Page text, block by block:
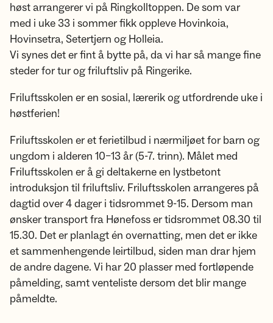
høst arrangerer vi på Ringkolltoppen. De som var
med i uke 33 i sommer fikk oppleve Hovinkoia,
Hovinsetra, Setertjern og Holleia.
Vi synes det er fint å bytte på, da vi har så mange fine
steder for tur og friluftsliv på Ringerike.
Friluftsskolen er en sosial, lærerik og utfordrende uke i
høstferien!
Friluftsskolen er et ferietilbud i nærmiljøet for barn og
ungdom i alderen 10–13 år (5-7. trinn). Målet med
Friluftsskolen er å gi deltakerne en lystbetont
introduksjon til friluftsliv. Friluftsskolen arrangeres på
dagtid over 4 dager i tidsrommet 9-15. Dersom man
ønsker transport fra Hønefoss er tidsrommet 08.30 til
15.30. Det er planlagt én overnatting, men det er ikke
et sammenhengende leirtilbud, siden man drar hjem
de andre dagene. Vi har 20 plasser med fortløpende
påmelding, samt venteliste dersom det blir mange
påmeldte.